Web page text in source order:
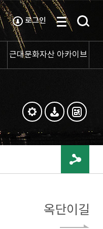
로그인
근대문화자산 아카이브
옥단이길